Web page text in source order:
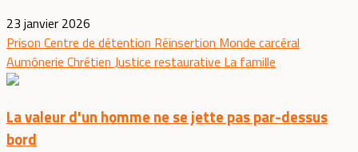
23 janvier 2026
Prison Centre de détention Réinsertion Monde carcéral
Aumônerie Chrétien Justice restaurative La famille
La valeur d'un homme ne se jette pas par-dessus
bord